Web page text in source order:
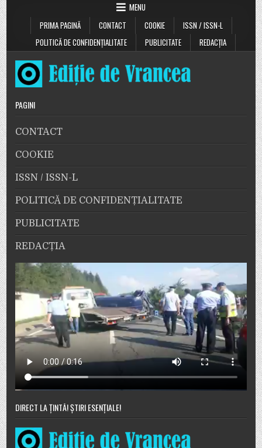
MENU
PRIMA PAGINĂ
CONTACT COOKIE
ISSN / ISSN-L
POLITICĂ DE CONFIDENȚIALITATE
PUBLICITATE REDACȚIA
PAGINI
CONTACT
COOKIE
ISSN / ISSN-L
POLITICĂ DE CONFIDENȚIALITATE
PUBLICITATE
REDACȚIA
DIRECT LA ȚINTĂ! ȘTIRI ESENȚIALE!